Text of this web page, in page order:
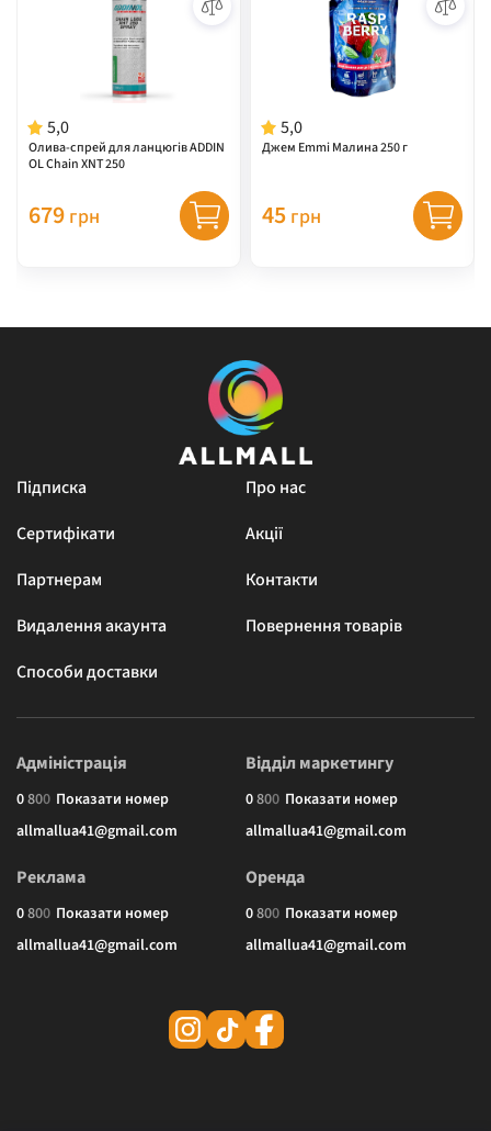
5,0
Олива-спрей для ланцюгів ADDIN
OL Chain XNT 250
679 грн
5,0
Джем Emmi Малина 250 г
45 грн
Підписка
Про нас
Сертифікати
Акції
Партнерам
Контакти
Видалення акаунта
Повернення товарів
Способи доставки
Адміністрація
0800 Показати номер
allmallua41@gmail.com
Відділ маркетингу
0800 Показати номер
allmallua41@gmail.com
Реклама
0800 Показати номер
allmallua41@gmail.com
Оренда
0800 Показати номер
allmallua41@gmail.com